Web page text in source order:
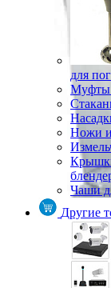
для
Муфты
Ножи
Чаши
Другие